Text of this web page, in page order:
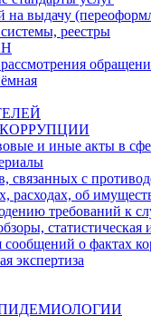
на выдачу
реестры
и иные акты в
связанных с
расходах, об
требований к
статистическая
сообщений о фактах
экспертиза